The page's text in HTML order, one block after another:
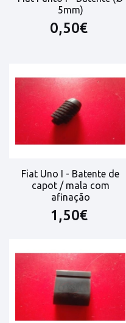
5mm)
0,50€
Fiat Uno I - Batente de
capot / mala com
afinação
1,50€